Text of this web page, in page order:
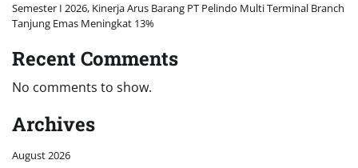
Semester I 2026, Kinerja Arus Barang PT Pelindo Multi Terminal Branch
Tanjung Emas Meningkat 13%
Recent Comments
No comments to show.
Archives
August 2026